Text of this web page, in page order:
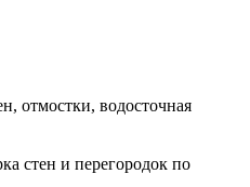
отмостки, водосточная
стен и перегородок по